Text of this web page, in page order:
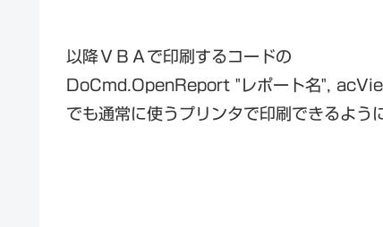
以降ＶＢＡで印刷するコードの
DoCmd.OpenReport "レポート名",
でも通常に使うプリンタで印刷できるよう